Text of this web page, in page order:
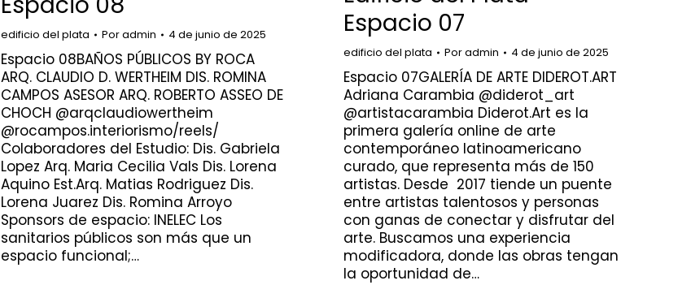
edificio del plata Poradmin 4 de junio de 2025
Espacio 08BAÑOS PÚBLICOS BY ROCA
ARQ. CLAUDIO D. WERTHEIM DIS. ROMINA
CAMPOS ASESOR ARQ. ROBERTO ASSEO DE
CHOCH @arqclaudiowertheim
@rocampos.interiorismo/reels/
Colaboradores del Estudio: Dis. Gabriela
Lopez Arq. Maria Cecilia Vals Dis. Lorena
Aquino Est.Arq. Matias Rodriguez Dis.
Lorena Juarez Dis. Romina Arroyo
Sponsors de espacio: INELEC Los
sanitarios públicos son más que un
espacio funcional;…
Espacio 07
edificio del plata Poradmin 4 de junio de 2025
Espacio 07GALERÍA DE ARTE DIDEROT.ART
Adriana Carambia @diderot_art
@artistacarambia Diderot.Art es la
primera galería online de arte
contemporáneo latinoamericano
curado, que representa más de 150
artistas. Desde 2017 tiende un puente
entre artistas talentosos y personas
con ganas de conectar y disfrutar del
arte. Buscamos una experiencia
modificadora, donde las obras tengan
la oportunidad de…